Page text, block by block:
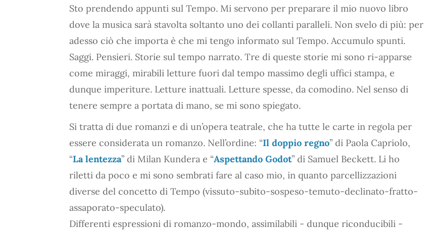
Sto prendendo appunti sul Tempo. Mi servono per preparare il mio nuovo libro
dove la musica sarà stavolta soltanto uno dei collanti paralleli. Non svelo di più: per
adesso ciò che importa è che mi tengo informato sul Tempo. Accumulo spunti.
Saggi. Pensieri. Storie sul tempo narrato. Tre di queste storie mi sono ri-apparse
come miraggi, mirabili letture fuori dal tempo massimo degli uffici stampa, e
dunque imperiture. Letture inattuali. Letture spesse, da comodino. Nel senso di
tenere sempre a portata di mano, se mi sono spiegato.
Si tratta di due romanzi e di un’opera teatrale, che ha tutte le carte in regola per
essere considerata un romanzo. Nell’ordine: “Il doppio regno” di Paola Capriolo,
“La lentezza” di Milan Kundera e “Aspettando Godot” di Samuel Beckett. Li ho
riletti da poco e mi sono sembrati fare al caso mio, in quanto parcellizzazioni
diverse del concetto di Tempo (vissuto-subito-sospeso-temuto-declinato-fratto-
assaporato-speculato).
Differenti espressioni di romanzo-mondo, assimilabili - dunque riconducibili -